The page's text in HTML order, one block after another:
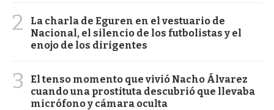
2
La charla de Eguren en el vestuario de
Nacional, el silencio de los futbolistas y el
enojo de los dirigentes
3
El tenso momento que vivió Nacho Álvarez
cuando una prostituta descubrió que llevaba
micrófono y cámara oculta